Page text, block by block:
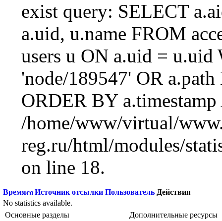
exist query: SELECT
a.uid, u.name FROM
users u ON a.uid = u.uid
'node/189547' OR
ORDER BY
/home/www/virtual/
reg.ru/html/modules/
on line 18.
Время Источник отсылки Пользователь Действия
No statistics available.
Основные разделы
Дополнительные ресурсы